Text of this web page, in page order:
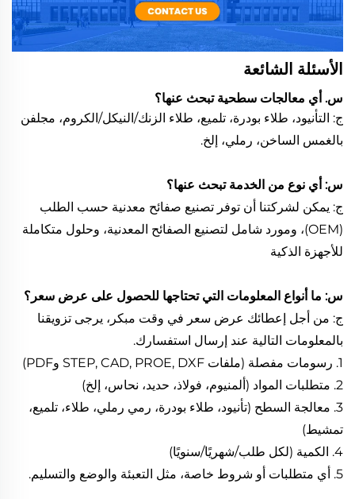
الأسئلة الشائعة
س. أي معالجات سطحية تبحث عنها؟
ج: التأنيود، طلاء بودرة، تلميع، طلاء الزنك/النيكل/الكروم، مجلفن
بالغمس الساخن، رملي، إلخ.
س: أي نوع من الخدمة تبحث عنها؟
ج: يمكن لشركتنا أن توفر تصنيع صفائح معدنية حسب الطلب
(OEM)، ومورد شامل لتصنيع الصفائح المعدنية، وحلول متكاملة
للأجهزة الذكية
س: ما أنواع المعلومات التي تحتاجها للحصول على عرض سعر؟
ج: من أجل إعطائك عرض سعر في وقت مبكر، يرجى تزويقنا
بالمعلومات التالية عند إرسال استفسارك.
1. رسومات مفصلة (ملفات STEP, CAD, PROE, DXF وPDF)
2. متطلبات المواد (ألمنيوم، فولاذ، حديد، نحاس، إلخ)
3. معالجة السطح (تأنيود، طلاء بودرة، رمي رملي، طلاء، تلميع،
تمشيط)
4. الكمية (لكل طلب/شهريًا/سنويًا)
5. أي متطلبات أو شروط خاصة، مثل التعبئة والوضع والتسليم.